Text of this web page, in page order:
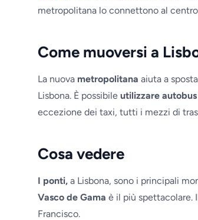
metropolitana lo connettono al
Come muoversi a
La nuova metropolitana aiuta a
Lisbona. È possibile utilizzare
eccezione dei taxi, tutti i mezzi di
Cosa vedere
I ponti, a Lisbona, sono i principali
Vasco de Gama è il più spettacolare.
Francisco.